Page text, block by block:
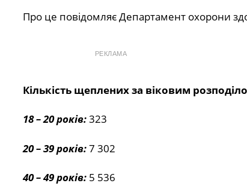
Про це повідомляє Департамент охорони
РЕКЛАМА
Кількість щеплених за віковим
18 – 20 років:323
20 – 39 років:7 302
40 – 49 років:5 536